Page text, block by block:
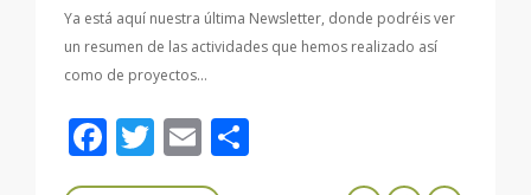
Ya está aquí nuestra última Newsletter, donde podréis ver
un resumen de las actividades que hemos realizado así
como de proyectos…
Facebook
Twitter
Email